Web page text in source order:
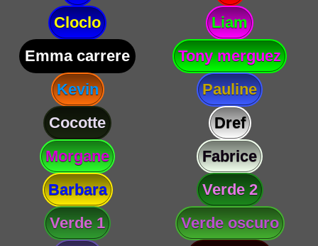
Cloclo
Liam
Emma carrere
Tony merguez
Kevin
Pauline
Cocotte
Dref
Morgane
Fabrice
Barbara
Verde 2
Verde 1
Verde oscuro